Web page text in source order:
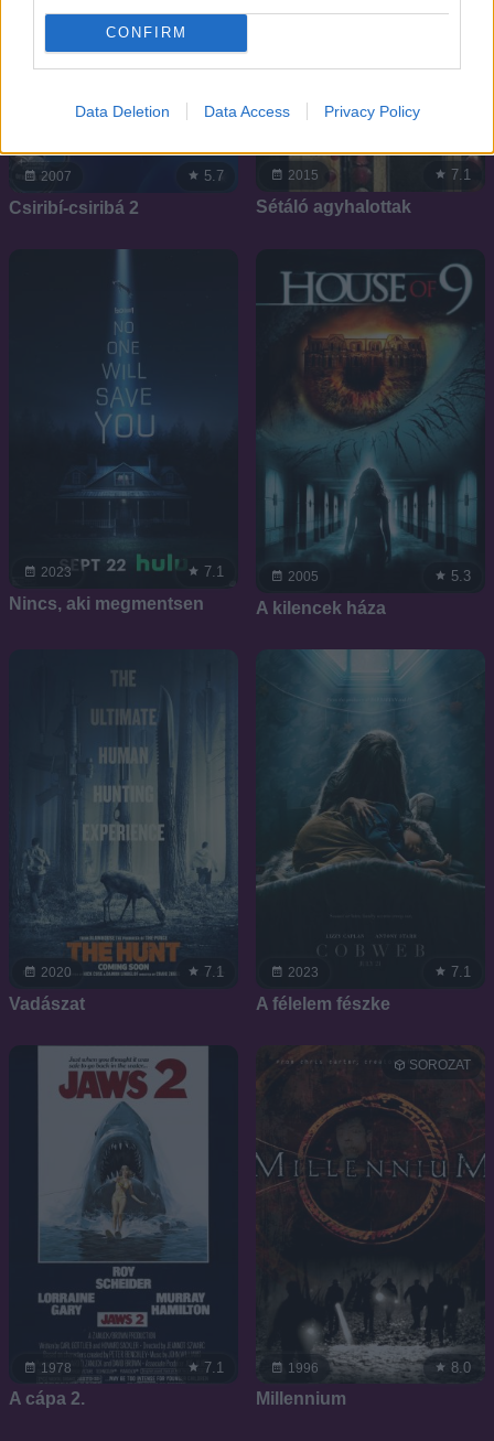
CONFIRM
Data Deletion Data Access Privacy Policy
2007 5.7
Csiribí-csiribá 2
2015 7.1
Sétáló agyhalottak
2023 7.1
Nincs, aki megmentsen
2005 5.3
A kilencek háza
2020 7.1
Vadászat
2023 7.1
A félelem fészke
1978 7.1
A cápa 2.
1996
SOROZAT
8.0
Millennium